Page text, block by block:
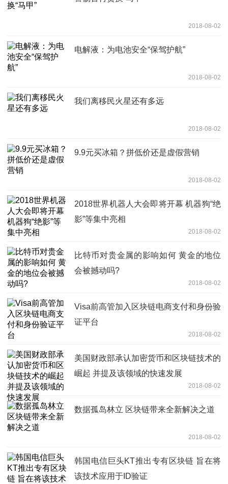
2018-08-02
电解液：为电池安全“保驾护航”
2018-08-02
我们离移民火星还有多远
2018-08-02
9.9元买冰箱？拼低价还是虚假营销
2018-08-02
2018世界机器人大会即将开幕 机器狗“绝
影”等集中亮相
2018-08-02
比特币对贵金属的影响如何 黄金的地位
会被撼动吗?
2018-08-02
Visa前高管加入区块链电商支付和身份验
证平台
2018-08-02
美国财政部承认加密货币和区块链技术的
崛起 并提及该领域的快速发展
2018-08-02
数据孤岛林立 区块链带来全新解决之道
2018-08-02
韩国电信巨头KT推出专有区块链 旨在将
该技术应用于ID验证